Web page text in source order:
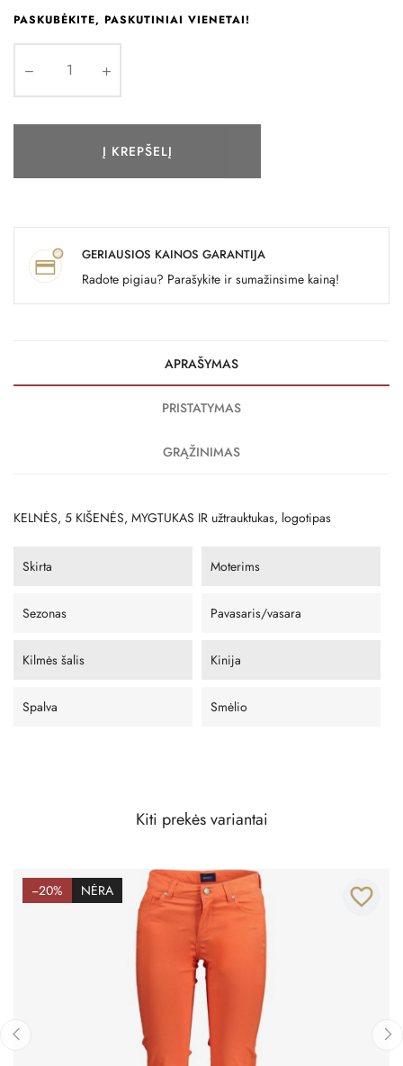
PASKUBĖKITE, PASKUTINIAI VIENETAI!
Į KREPŠELĮ
GERIAUSIOS KAINOS GARANTIJA
Radote pigiau? Parašykite ir sumažinsime kainą!
APRAŠYMAS
PRISTATYMAS
GRĄŽINIMAS
KELNĖS, 5 KIŠENĖS, MYGTUKAS IR užtrauktukas, logotipas
Skirta Moterims
Sezonas Pavasaris/vasara
Kilmės šalis Kinija
Spalva Smėlio
Kiti prekės variantai
−20% NĖRA favorite_border